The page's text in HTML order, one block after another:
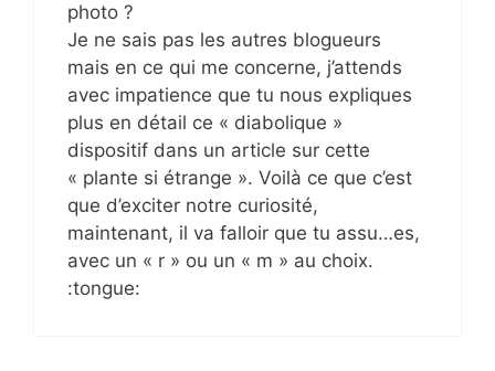
photo ?
Je ne sais pas les autres blogueurs
mais en ce qui me concerne, j’attends
avec impatience que tu nous expliques
plus en détail ce « diabolique »
dispositif dans un article sur cette
« plante si étrange ». Voilà ce que c’est
que d’exciter notre curiosité,
maintenant, il va falloir que tu assu…es,
avec un « r » ou un « m » au choix.
:tongue: